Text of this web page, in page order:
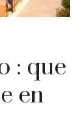
: que
en